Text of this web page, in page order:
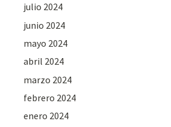
julio 2024
junio 2024
mayo 2024
abril 2024
marzo 2024
febrero 2024
enero 2024